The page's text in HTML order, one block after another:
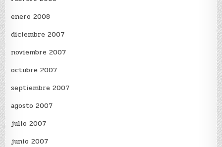
enero 2008
diciembre 2007
noviembre 2007
octubre 2007
septiembre 2007
agosto 2007
julio 2007
junio 2007